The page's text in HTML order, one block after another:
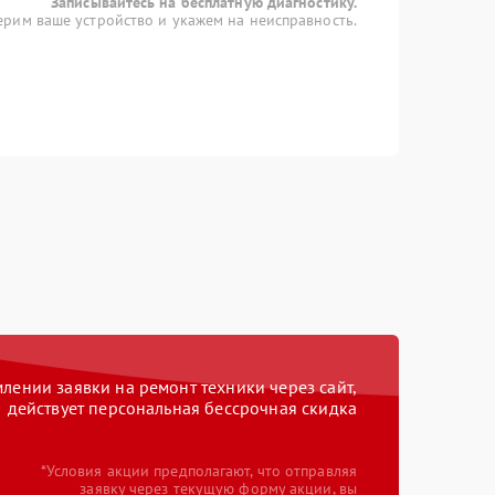
ваше устройство и укажем на неисправность.
заявки на ремонт техники через сайт,
действует персональная бессрочная скидка
*Условия акции предполагают, что отправляя
заявку через текущую форму акции, вы